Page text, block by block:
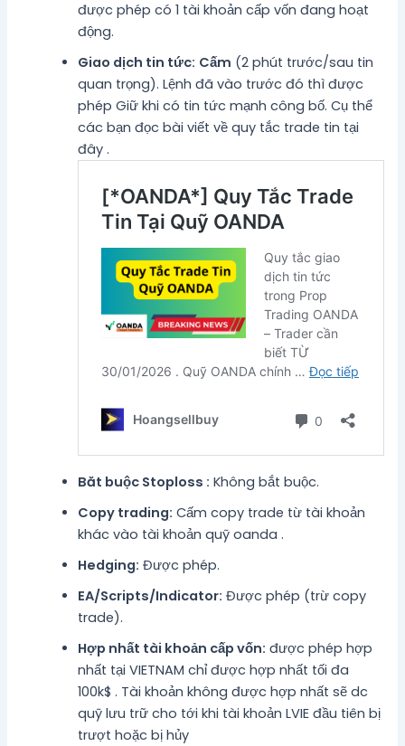
được phép có 1 tài khoản cấp vốn đang hoạt
động.
Giao dịch tin tức: Cấm (2 phút trước/sau tin
quan trọng). Lệnh đã vào trước đó thì được
phép Giữ khi có tin tức mạnh công bố. Cụ thể
các bạn đọc bài viết về quy tắc trade tin tại
đây .
Băt buộc Stoploss : Không bắt buộc.
Copy trading: Cấm copy trade từ tài khoản
khác vào tài khoản quỹ oanda .
Hedging: Được phép.
EA/Scripts/Indicator: Được phép (trừ copy
trade).
Hợp nhất tài khoản cấp vốn: được phép hợp
nhất tại VIETNAM chỉ được hợp nhất tối đa
100k$ . Tài khoản không được hợp nhất sẽ dc
quỹ lưu trữ cho tới khi tài khoản LVIE đầu tiên bị
trượt hoặc bị hủy